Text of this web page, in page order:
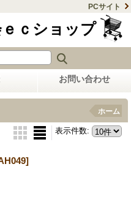
PCサイト
ｃショップ
お問い合わせ
ホーム
表示件数: